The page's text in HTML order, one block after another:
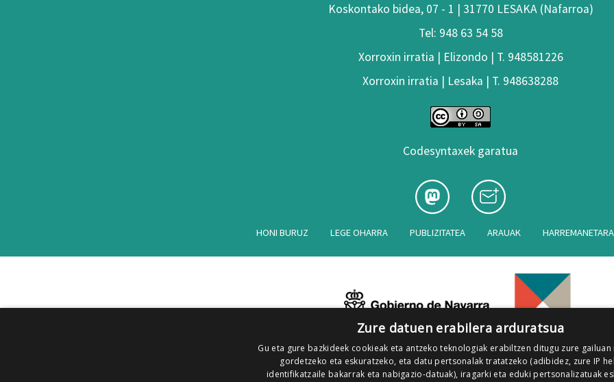
Koskontako bidea, 07 - 1 | 31770 LESAKA (Nafarroa)
Tel: 948 63 54 58
Xorroxin irratia | Elizondo | T. 948581226
Xorroxin irratia | Lesaka | T. 948638288
Codesyntaxek garatua
HONI BURUZ LEGE OHARRA PUBLIZITATEA ARAUAK
Zure datuen erabilera arduratsua
Gu eta gure bazkideek cookieak eta antzeko teknologiak erabiltzen ditugu zure
gordetzeko eta eskuratzeko, eta datu pertsonalak tratatzeko (adibidez, zure IP
identifikatzaile bakarrak eta nabigazio-datuak), iragarki eta eduki pertsonalizatuak